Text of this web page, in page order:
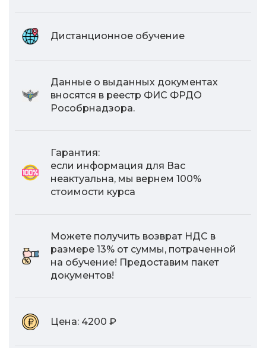
Дистанционное обучение
Данные о выданных документах
вносятся в реестр ФИС ФРДО
Рособрнадзора.
Гарантия:
если информация для Вас
неактуальна, мы вернем 100%
стоимости курса
Можете получить возврат НДС в
размере 13% от суммы, потраченной
на обучение! Предоставим пакет
документов!
Цена: 4200 ₽